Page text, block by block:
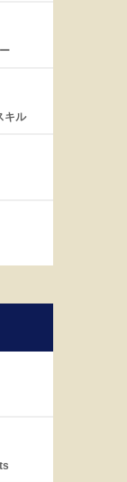
キル